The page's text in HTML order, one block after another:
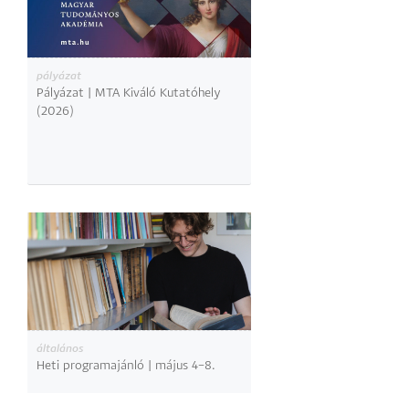
pályázat
Pályázat | MTA Kiváló Kutatóhely
(2026)
általános
Heti programajánló | május 4–8.